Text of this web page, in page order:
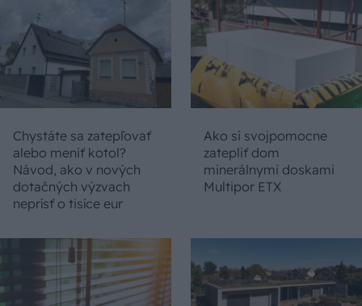
Chystáte sa zatepľovať
alebo meniť kotol?
Návod, ako v nových
dotačných výzvach
neprísť o tisíce eur
Ako si svojpomocne
zatepliť dom
minerálnymi doskami
Multipor ETX